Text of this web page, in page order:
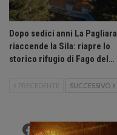
Dopo sedici anni La Pagliara
riaccende la Sila: riapre lo
storico rifugio di Fago del…
PRECEDENTE SUCCESSIVO
Facebook
Twitter